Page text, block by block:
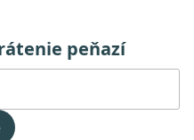
peňazí